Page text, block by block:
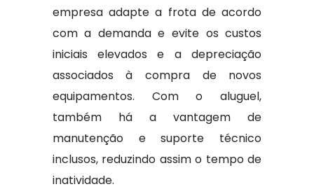
empresa adapte a frota de acordo
com a demanda e evite os custos
iniciais elevados e a depreciação
associados à compra de novos
equipamentos. Com o aluguel,
também há a vantagem de
manutenção e suporte técnico
inclusos, reduzindo assim o tempo de
inatividade.